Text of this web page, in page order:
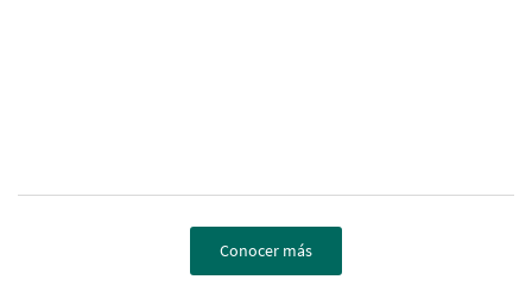
Conocer más